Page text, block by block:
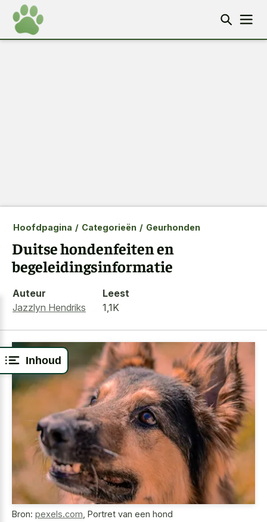
Inhoud
Hoofdpagina / Categorieën / Geurhonden
Duitse hondenfeiten en
begeleidingsinformatie
Auteur
Jazzlyn Hendriks
Leest
1,1K
Bron: pexels.com Portret van een hond